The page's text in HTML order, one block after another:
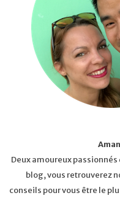
Deux amoureux
blog, vous retrouverez
conseils pour vous être le